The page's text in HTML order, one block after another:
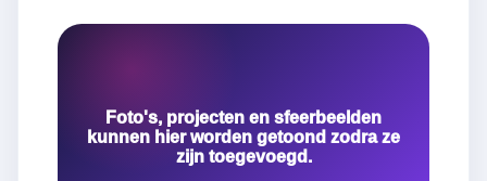
Foto's, projecten en sfeerbeelden
kunnen hier worden getoond zodra ze
zijn toegevoegd.